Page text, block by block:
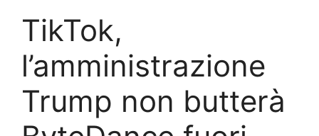
TikTok,
l’amministrazione
Trump non butterà